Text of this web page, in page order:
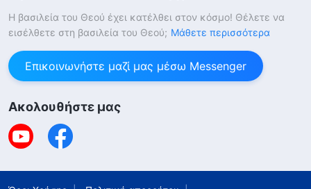
Η βασιλεία του Θεού έχει κατέλθει στον κόσμο! Θέλετε να
εισέλθετε στη βασιλεία του Θεού; Μάθετε περισσότερα
Επικοινωνήστε μαζί μας μέσω Messenger
Ακολουθήστε μας